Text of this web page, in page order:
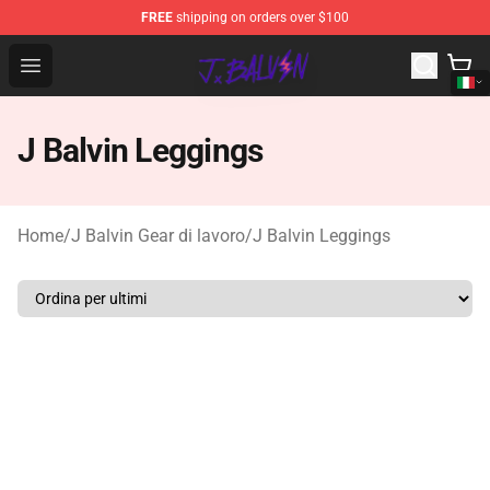
FREE shipping on orders over $100
Open menu
J Balvin Store - Official J Balvin Merchandise Shop
J Balvin Leggings
Home/J Balvin Gear di lavoro/J Balvin Leggings